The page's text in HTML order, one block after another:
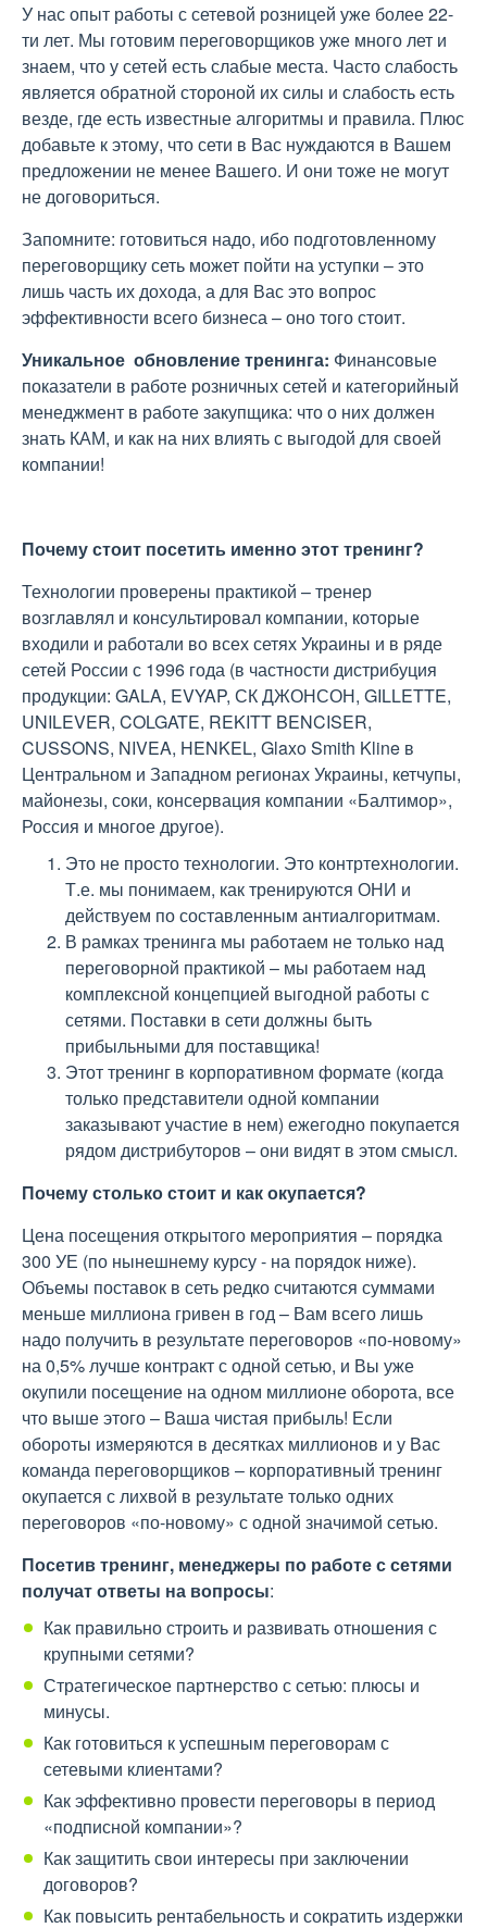
У нас опыт работы с сетевой розницей уже более 22-
ти лет. Мы готовим переговорщиков уже много лет и
знаем, что у сетей есть слабые места. Часто слабость
является обратной стороной их силы и слабость есть
везде, где есть известные алгоритмы и правила. Плюс
добавьте к этому, что сети в Вас нуждаются в Вашем
предложении не менее Вашего. И они тоже не могут
не договориться.
Запомните: готовиться надо, ибо подготовленному
переговорщику сеть может пойти на уступки – это
лишь часть их дохода, а для Вас это вопрос
эффективности всего бизнеса – оно того стоит.
Уникальное обновление тренинга: Финансовые
показатели в работе розничных сетей и категорийный
менеджмент в работе закупщика: что о них должен
знать КАМ, и как на них влиять с выгодой для своей
компании!
Почему стоит посетить именно этот тренинг?
Технологии проверены практикой – тренер
возглавлял и консультировал компании, которые
входили и работали во всех сетях Украины и в ряде
сетей России с 1996 года (в частности дистрибуция
продукции: GALA, EVYAP, СК ДЖОНСОН, GILLETTE,
UNILEVER, COLGATE, REKITT BENCISER,
CUSSONS, NIVEA, HENKEL, Glaxo Smith Kline в
Центральном и Западном регионах Украины, кетчупы,
майонезы, соки, консервация компании «Балтимор»,
Россия и многое другое).
Это не просто технологии. Это контртехнологии.
Т.е. мы понимаем, как тренируются ОНИ и
действуем по составленным антиалгоритмам.
В рамках тренинга мы работаем не только над
переговорной практикой – мы работаем над
комплексной концепцией выгодной работы с
сетями. Поставки в сети должны быть
прибыльными для поставщика!
Этот тренинг в корпоративном формате (когда
только представители одной компании
заказывают участие в нем) ежегодно покупается
рядом дистрибуторов – они видят в этом смысл.
Почему столько стоит и как окупается?
Цена посещения открытого мероприятия – порядка
300 УЕ (по нынешнему курсу - на порядок ниже).
Объемы поставок в сеть редко считаются суммами
меньше миллиона гривен в год – Вам всего лишь
надо получить в результате переговоров «по-новому»
на 0,5% лучше контракт с одной сетью, и Вы уже
окупили посещение на одном миллионе оборота, все
что выше этого – Ваша чистая прибыль! Если
обороты измеряются в десятках миллионов и у Вас
команда переговорщиков – корпоративный тренинг
окупается с лихвой в результате только одних
переговоров «по-новому» с одной значимой сетью.
Посетив тренинг, менеджеры по работе с сетями
получат ответы на вопросы:
Как правильно строить и развивать отношения с
крупными сетями?
Стратегическое партнерство с сетью: плюсы и
минусы.
Как готовиться к успешным переговорам с
сетевыми клиентами?
Как эффективно провести переговоры в период
«подписной компании»?
Как защитить свои интересы при заключении
договоров?
Как повысить рентабельность и сократить издержки